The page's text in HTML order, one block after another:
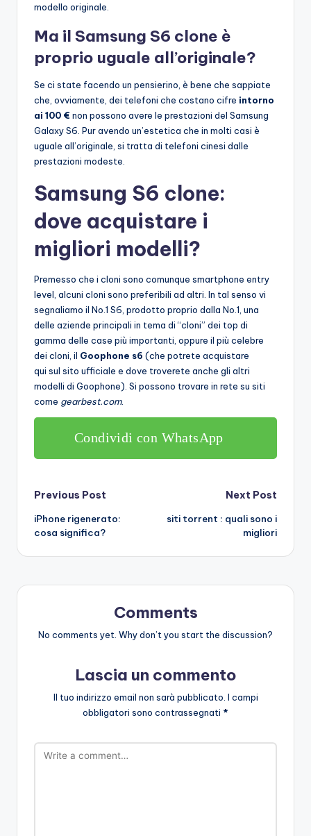
modello originale.
Ma il Samsung S6 clone è
proprio uguale all’originale?
Se ci state facendo un pensierino, è bene che sappiate
che, ovviamente, dei telefoni che costano cifre intorno
ai 100 € non possono avere le prestazioni del Samsung
Galaxy S6. Pur avendo un’estetica che in molti casi è
uguale all’originale, si tratta di telefoni cinesi dalle
prestazioni modeste.
Samsung S6 clone:
dove acquistare i
migliori modelli?
Premesso che i cloni sono comunque smartphone entry
level, alcuni cloni sono preferibili ad altri. In tal senso vi
segnaliamo il No.1 S6, prodotto proprio dalla No.1, una
delle aziende principali in tema di “cloni” dei top di
gamma delle case più importanti, oppure il più celebre
dei cloni, il Goophone s6 (che potrete acquistare
qui sul sito ufficiale e dove troverete anche gli altri
modelli di Goophone). Si possono trovare in rete su siti
come gearbest.com.
Condividi con WhatsApp
Post
navigation
Previous Post
iPhone rigenerato:
cosa significa?
Next Post
siti torrent : quali sono i
migliori
Comments
No comments yet. Why don’t you start the discussion?
Lascia un commento
Il tuo indirizzo email non sarà pubblicato. I campi
obbligatori sono contrassegnati *